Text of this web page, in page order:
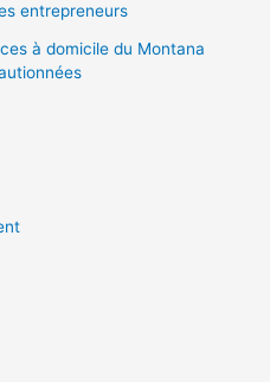
entrepreneurs
à domicile du Montana